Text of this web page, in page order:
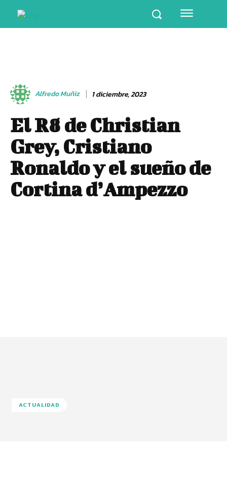
Alfredo Muñiz 1 diciembre, 2023
El R8 de Christian
Grey, Cristiano
Ronaldo y el sueño de
Cortina d’Ampezzo
ACTUALIDAD